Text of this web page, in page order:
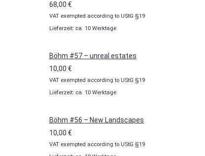
68,00 €
VAT exempted according to UStG §19
Lieferzeit: ca. 10 Werktage
Böhm #57 – unreal estates
10,00 €
VAT exempted according to UStG §19
Lieferzeit: ca. 10 Werktage
Böhm #56 – New Landscapes
10,00 €
VAT exempted according to UStG §19